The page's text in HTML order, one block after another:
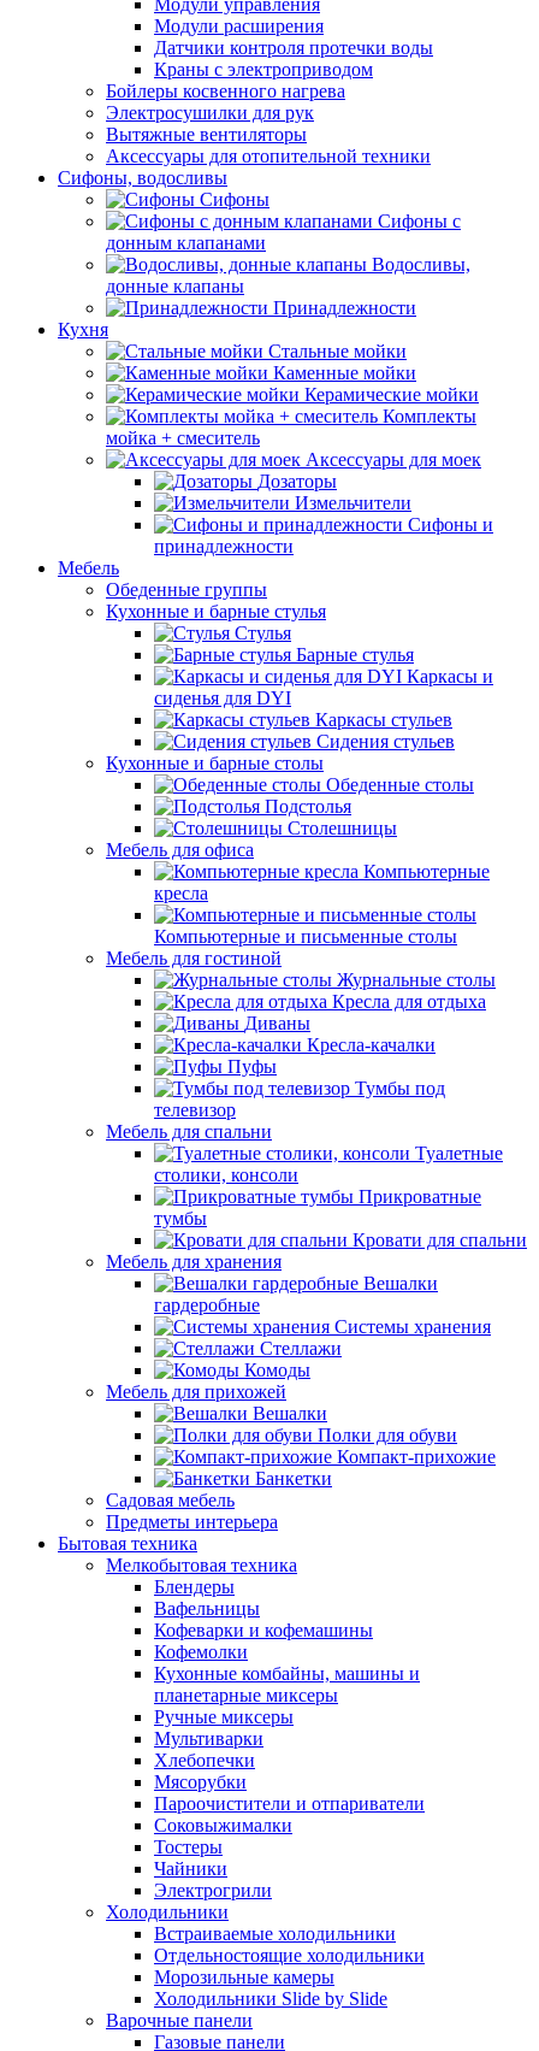
Модули управления
Модули расширения
Датчики контроля протечки воды
Краны с электроприводом
Бойлеры косвенного нагрева
Электросушилки для рук
Вытяжные вентиляторы
Аксессуары для отопительной техники
Сифоны, водосливы
Сифоны
Сифоны с
донным клапанами
Водосливы,
донные клапаны
Принадлежности
Кухня
Стальные мойки
Каменные мойки
Керамические мойки
Комплекты
мойка + смеситель
Аксессуары для моек
Дозаторы
Измельчители
Сифоны и
принадлежности
Мебель
Обеденные группы
Кухонные и барные стулья
Стулья
Барные стулья
Каркасы и
сиденья для DYI
Каркасы стульев
Сидения стульев
Кухонные и барные столы
Обеденные столы
Подстолья
Столешницы
Мебель для офиса
Компьютерные
кресла
Компьютерные и письменные столы
Мебель для гостиной
Журнальные столы
Кресла для отдыха
Диваны
Кресла-качалки
Пуфы
Тумбы под
телевизор
Мебель для спальни
Туалетные
столики, консоли
Прикроватные
тумбы
Кровати для спальни
Мебель для хранения
Вешалки
гардеробные
Системы хранения
Стеллажи
Комоды
Мебель для прихожей
Вешалки
Полки для обуви
Компакт-прихожие
Банкетки
Садовая мебель
Предметы интерьера
Бытовая техника
Мелкобытовая техника
Блендеры
Вафельницы
Кофеварки и кофемашины
Кофемолки
Кухонные комбайны, машины и
планетарные миксеры
Ручные миксеры
Мультиварки
Хлебопечки
Мясорубки
Пароочистители и отпариватели
Соковыжималки
Тостеры
Чайники
Электрогрили
Холодильники
Встраиваемые холодильники
Отдельностоящие холодильники
Морозильные камеры
Холодильники Slide by Slide
Варочные панели
Газовые панели